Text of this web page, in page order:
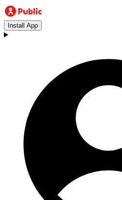
Install App